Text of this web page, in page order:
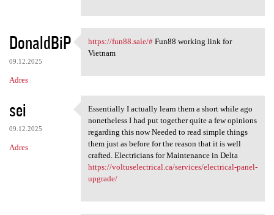
DonaldBiP
09.12.2025
Adres
https://fun88.sale/# Fun88
https://fun88.sale/#Fun88 working link for
Vietnam
sei
09.12.2025
Adres
Essentially I actually learn
Essentially I actually learn them a short while ago
nonetheless I had put together quite a few opinions
regarding this now Needed to read simple things
them just as before for the reason that it is well
crafted. Electricians for Maintenance in Delta
https://voltuselectrical.ca/services/electrical-panel-
upgrade/